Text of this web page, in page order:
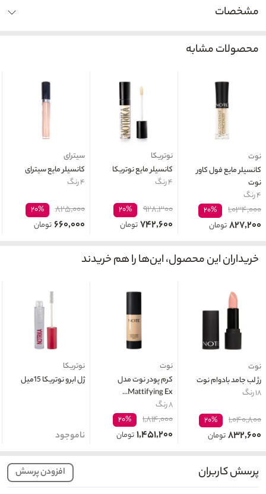
مشخصات
محصولات مشابه
نوت
کانسیلر مایع فول کاور
نوت
۴ رنگ
۱,۰۳۴,۰۰۰ ۲۰%
۸۲۷,۲۰۰تومان
نوتریکا
کانسیلر مایع نوتریکا
۴ رنگ
۹۲۸,۳۰۰ ۲۰%
۷۴۲,۶۰۰تومان
سیترای
کانسیلر مایع سیترای
۴ رنگ
۸۲۵,۰۰۰ ۲۰%
۶۶۰,۰۰۰تومان
خریداران این محصول، این‌ها را هم خریدند
نوت
رژ لب جامد بادوام نوت
۱۸ رنگ
۱,۰۴۰,۸۰۰ ۲۰%
۸۳۲,۶۰۰تومان
نوت
کرم پودر نوت مدل
Mattifying Ex...
۸ رنگ
۱,۸۱۴,۰۰۰ ۲۰%
۱,۴۵۱,۲۰۰تومان
نوتریکا
ژل ابرو نوتریکا 15میل
ناموجود
پرسش کاربران افزودن پرسش